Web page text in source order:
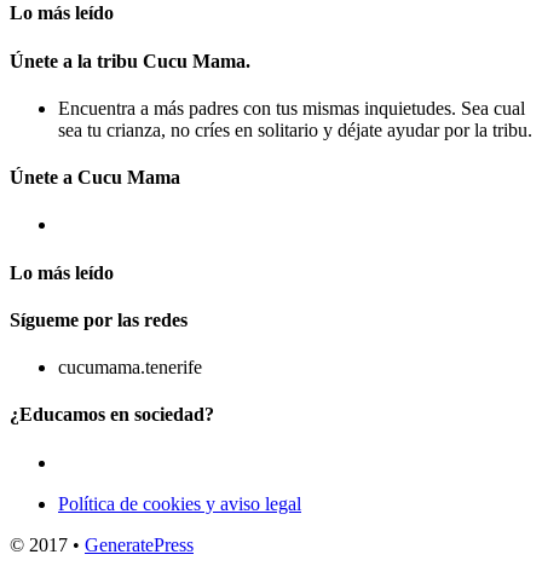
Lo más leído
Únete a la tribu Cucu Mama.
Encuentra a más padres con tus mismas inquietudes. Sea cual
sea tu crianza, no críes en solitario y déjate ayudar por la tribu.
Únete a Cucu Mama
Lo más leído
Sígueme por las redes
cucumama.tenerife
¿Educamos en sociedad?
Política de cookies y aviso legal
© 2017 • GeneratePress